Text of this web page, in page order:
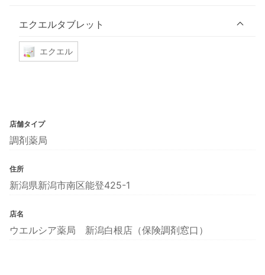
エクエルタブレット
エクエル
店舗タイプ
調剤薬局
住所
新潟県新潟市南区能登425-1
店名
ウエルシア薬局 新潟白根店（保険調剤窓口）